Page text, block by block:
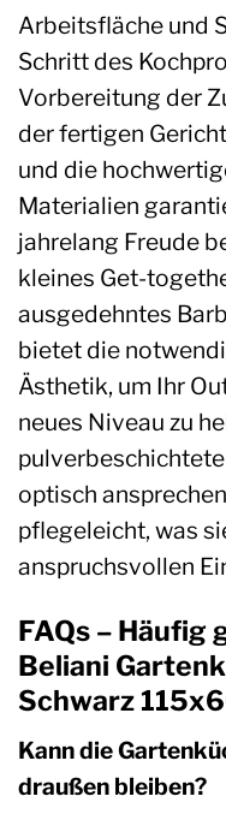
Arbeitsfläche und
Schritt des
Vorbereitung der
der fertigen
und die
Materialien
jahrelang Freude
kleines Get-
ausgedehntes
bietet die
Ästhetik, um Ihr
neues Niveau zu
optisch
pflegeleicht, was
anspruchsvollen
FAQs – Häufig
Beliani
Schwarz
Kann die
draußen bleiben?